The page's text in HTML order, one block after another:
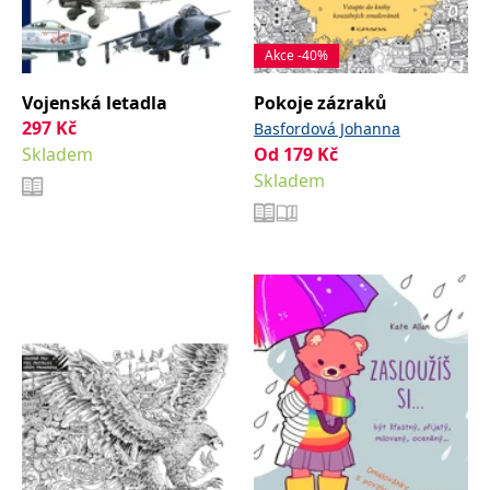
Vojenská letadla
297 Kč
Skladem
Akce -40%
Pokoje zázraků
Basfordová Johanna
Od 179 Kč
Skladem